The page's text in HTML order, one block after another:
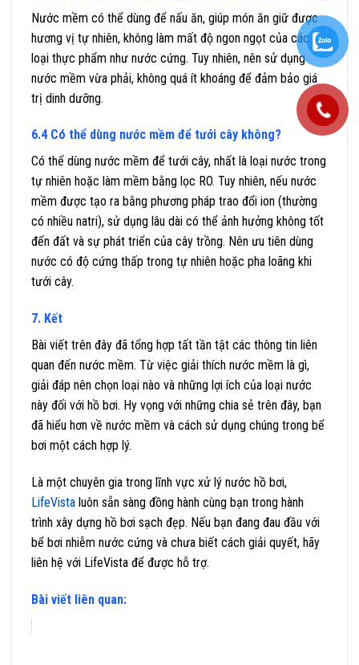
Nước mềm có thể dùng để nấu ăn, giúp món ăn giữ được
hương vị tự nhiên, không làm mất độ ngon ngọt của các
loại thực phẩm như nước cứng. Tuy nhiên, nên sử dụng
nước mềm vừa phải, không quá ít khoáng để đảm bảo giá
trị dinh dưỡng.
6.4 Có thể dùng nước mềm để tưới cây không?
Có thể dùng nước mềm để tưới cây, nhất là loại nước trong
tự nhiên hoặc làm mềm bằng lọc RO. Tuy nhiên, nếu nước
mềm được tạo ra bằng phương pháp trao đổi ion (thường
có nhiều natri), sử dụng lâu dài có thể ảnh hưởng không tốt
đến đất và sự phát triển của cây trồng. Nên ưu tiên dùng
nước có độ cứng thấp trong tự nhiên hoặc pha loãng khi
tưới cây.
7. Kết
Bài viết trên đây đã tổng hợp tất tần tật các thông tin liên
quan đến nước mềm. Từ việc giải thích nước mềm là gì,
giải đáp nên chọn loại nào và những lợi ích của loại nước
này đối với hồ bơi. Hy vọng với những chia sẻ trên đây, bạn
đã hiểu hơn về nước mềm và cách sử dụng chúng trong bể
bơi một cách hợp lý.
Là một chuyên gia trong lĩnh vực xử lý nước hồ bơi,
LifeVista luôn sẵn sàng đồng hành cùng bạn trong hành
trình xây dựng hồ bơi sạch đẹp. Nếu bạn đang đau đầu với
bể bơi nhiễm nước cứng và chưa biết cách giải quyết, hãy
liên hệ với LifeVista để được hỗ trợ.
Bài viết liên quan: